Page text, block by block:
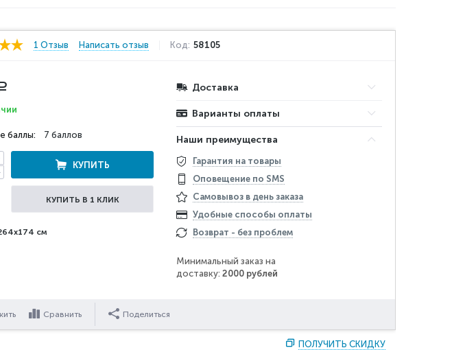
1 Отзыв Написать отзыв Код: 58105
баллы: 7 баллов
КУПИТЬ
КУПИТЬ В 1 КЛИК
см
Доставка
Варианты оплаты
Наши преимущества
Гарантия на товары
Оповещение по SMS
Самовывоз в день заказа
Удобные способы оплаты
Возврат - без проблем
Минимальный заказ на
доставку:2000 рублей
Сравнить Поделиться
ПОЛУЧИТЬ СКИДКУ